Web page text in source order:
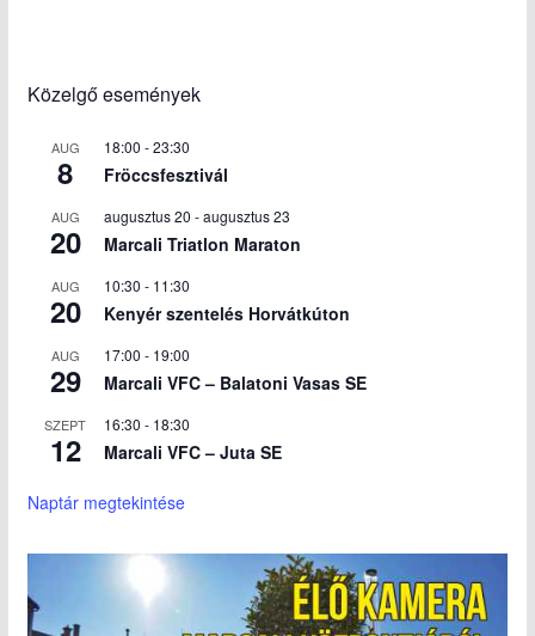
Közelgő események
AUG
8
18:00 -23:30
Fröccsfesztivál
AUG
20
augusztus 20 -augusztus 23
Marcali Triatlon Maraton
AUG
20
10:30 - 11:30
Kenyér szentelés Horvátkúton
AUG
29
17:00 - 19:00
Marcali VFC – Balatoni Vasas SE
SZEPT
12
16:30 - 18:30
Marcali VFC – Juta SE
Naptár megtekintése